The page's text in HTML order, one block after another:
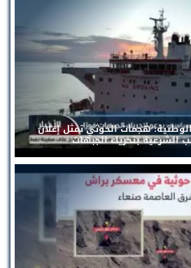
هجمات الحوثي تمثل إعلان
الشرعية بتحريك الجبهات